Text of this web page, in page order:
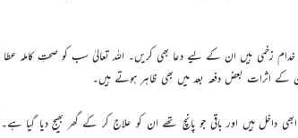
خدام زخمی ہیں ان کے لیے دعا بھی کریں۔ اللہ تعالیٰ سب کو صحتِ کاملہ عطا
اثرات بعض دفعہ بعد میں بھی ظاہر ہوتے ہیں۔
ہیں اور باقی جو پانچ تھے ان کو علاج کر کے گھر بھیج دیا گیا ہے۔